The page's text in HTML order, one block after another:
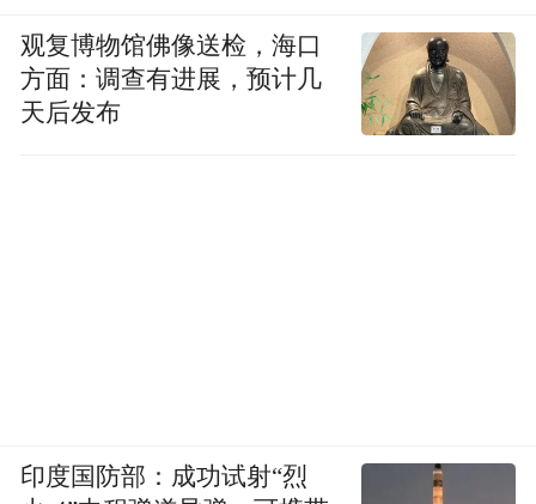
观复博物馆佛像送检，海口
方面：调查有进展，预计几
天后发布
印度国防部：成功试射“烈